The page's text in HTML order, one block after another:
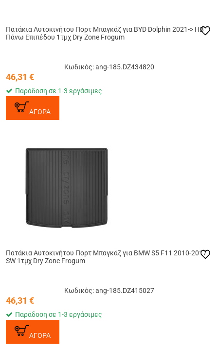
Πατάκια Αυτοκινήτου Πορτ Μπαγκάζ για BYD Dolphin 2021-> HB
Πάνω Επιπέδου 1τμχ Dry Zone Frogum
Κωδικός: ang-185.DZ434820
46,31 €
Παράδοση σε 1-3 εργάσιμες
ΑΓΟΡΑ
Πατάκια Αυτοκινήτου Πορτ Μπαγκάζ για BMW S5 F11 2010-2017
SW 1τμχ Dry Zone Frogum
Κωδικός: ang-185.DZ415027
46,31 €
Παράδοση σε 1-3 εργάσιμες
ΑΓΟΡΑ